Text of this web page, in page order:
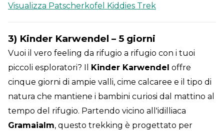
Visualizza Patscherkofel Kiddies Trek
3) Kinder Karwendel – 5 giorni
Vuoi il vero feeling da rifugio a rifugio con i tuoi
piccoli esploratori? Il Kinder Karwendel offre
cinque giorni di ampie valli, cime calcaree e il tipo di
natura che mantiene i bambini curiosi dal mattino al
tempo del rifugio. Partendo vicino all'idilliaca
Gramaialm, questo trekking è progettato per